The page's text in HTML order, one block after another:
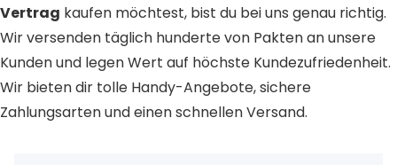
Vertrag kaufen möchtest, bist du bei uns genau richtig.
Wir versenden täglich hunderte von Pakten an unsere
Kunden und legen Wert auf höchste Kundezufriedenheit.
Wir bieten dir tolle Handy-Angebote, sichere
Zahlungsarten und einen schnellen Versand.